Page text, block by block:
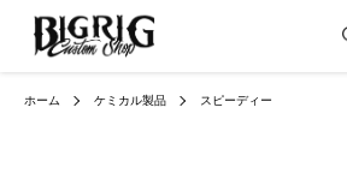
ホーム ケミカル製品 スピーディー